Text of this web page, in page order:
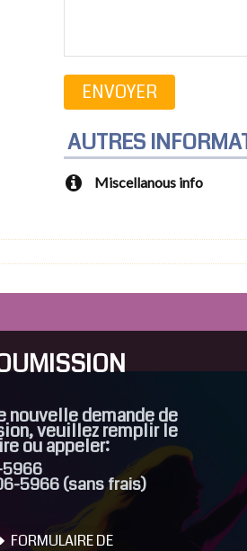
ENVOYER
AUTRES
Autres informations
Miscellanous info
nouvelle demande de
veuillez remplir le
ou appeler:
5966 (sans frais)
FORMULAIRE DE